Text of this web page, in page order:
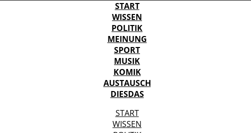
START
WISSEN
POLITIK
MEINUNG
SPORT
MUSIK
KOMIK
AUSTAUSCH
DIESDAS
START
WISSEN